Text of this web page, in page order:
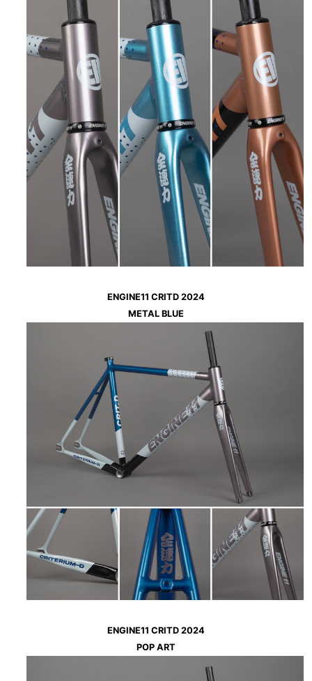
ENGINE11 CRITD 2024
METAL BLUE
ENGINE11 CRITD 2024
POP ART